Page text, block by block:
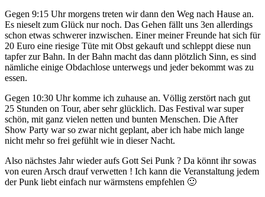
Gegen 9:15 Uhr morgens treten wir dann den Weg nach Hause an.
Es nieselt zum Glück nur noch. Das Gehen fällt uns 3en allerdings
schon etwas schwerer inzwischen. Einer meiner Freunde hat sich für
20 Euro eine riesige Tüte mit Obst gekauft und schleppt diese nun
tapfer zur Bahn. In der Bahn macht das dann plötzlich Sinn, es sind
nämliche einige Obdachlose unterwegs und jeder bekommt was zu
essen.
Gegen 10:30 Uhr komme ich zuhause an. Völlig zerstört nach gut
25 Stunden on Tour, aber sehr glücklich. Das Festival war super
schön, mit ganz vielen netten und bunten Menschen. Die After
Show Party war so zwar nicht geplant, aber ich habe mich lange
nicht mehr so frei gefühlt wie in dieser Nacht.
Also nächstes Jahr wieder aufs Gott Sei Punk ? Da könnt ihr sowas
von euren Arsch drauf verwetten ! Ich kann die Veranstaltung jedem
der Punk liebt einfach nur wärmstens empfehlen 🙂